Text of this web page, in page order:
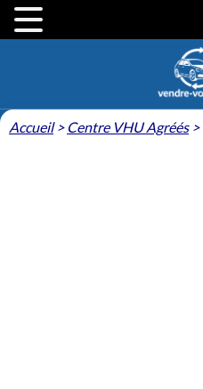
Accueil> Centre VHU Agréés>